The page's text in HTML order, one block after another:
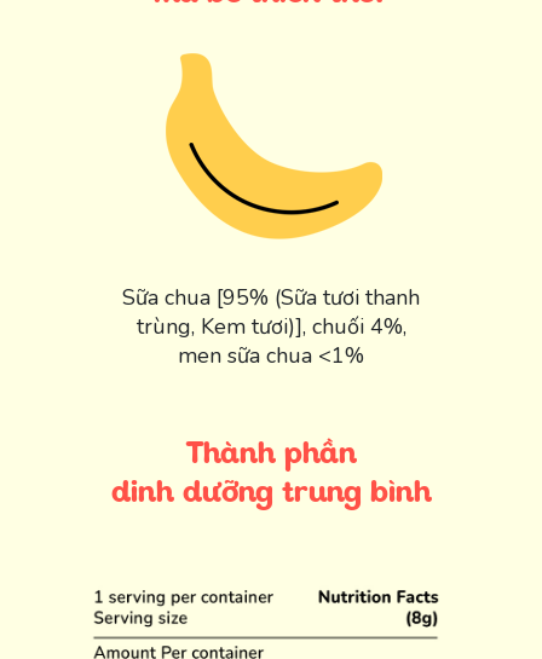
Sữa chua [95% (Sữa tươi thanh
trùng, Kem tươi)], chuối 4%,
men sữa chua <1%
Thành phần
dinh dưỡng trung bình